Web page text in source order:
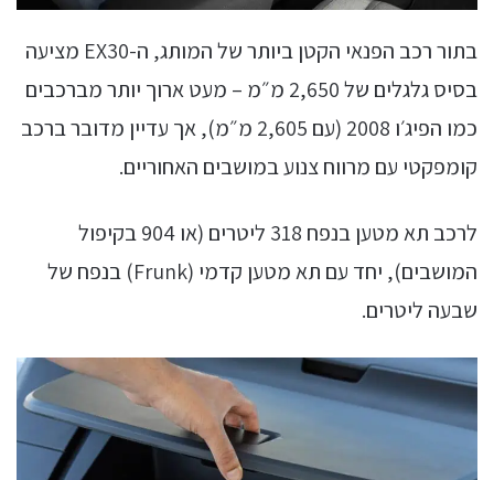
בתור רכב הפנאי הקטן ביותר של המותג, ה-EX30 מציעה
בסיס גלגלים של 2,650 מ״מ – מעט ארוך יותר מברכבים
כמו הפיג׳ו 2008 (עם 2,605 מ״מ), אך עדיין מדובר ברכב
קומפקטי עם מרווח צנוע במושבים האחוריים.
לרכב תא מטען בנפח 318 ליטרים (או 904 בקיפול
המושבים), יחד עם תא מטען קדמי (Frunk) בנפח של
שבעה ליטרים.